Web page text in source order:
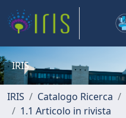
IRIS
IRIS Catalogo Ricerca
1.1 Articolo in rivista